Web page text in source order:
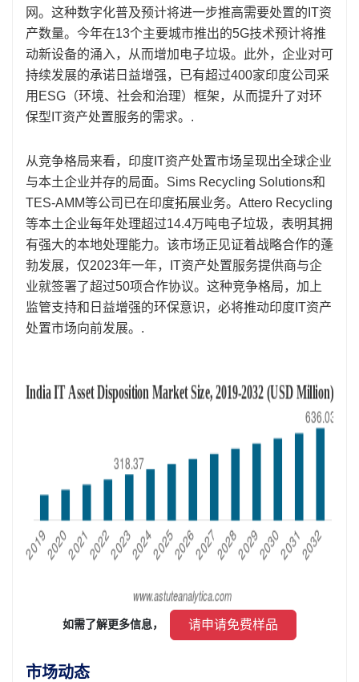
网。这种数字化普及预计将进一步推高需要处置的IT资
产数量。今年在13个主要城市推出的5G技术预计将推
动新设备的涌入，从而增加电子垃圾。此外，企业对可
持续发展的承诺日益增强，已有超过400家印度公司采
用ESG（环境、社会和治理）框架，从而提升了对环
保型IT资产处置服务的需求。.
从竞争格局来看，印度IT资产处置市场呈现出全球企业
与本土企业并存的局面。Sims Recycling Solutions和
TES-AMM等公司已在印度拓展业务。Attero Recycling
等本土企业每年处理超过14.4万吨电子垃圾，表明其拥
有强大的本地处理能力。该市场正见证着战略合作的蓬
勃发展，仅2023年一年，IT资产处置服务提供商与企
业就签署了超过50项合作协议。这种竞争格局，加上
监管支持和日益增强的环保意识，必将推动印度IT资产
处置市场向前发展。.
如需了解更多信息， 请申请免费样品
市场动态